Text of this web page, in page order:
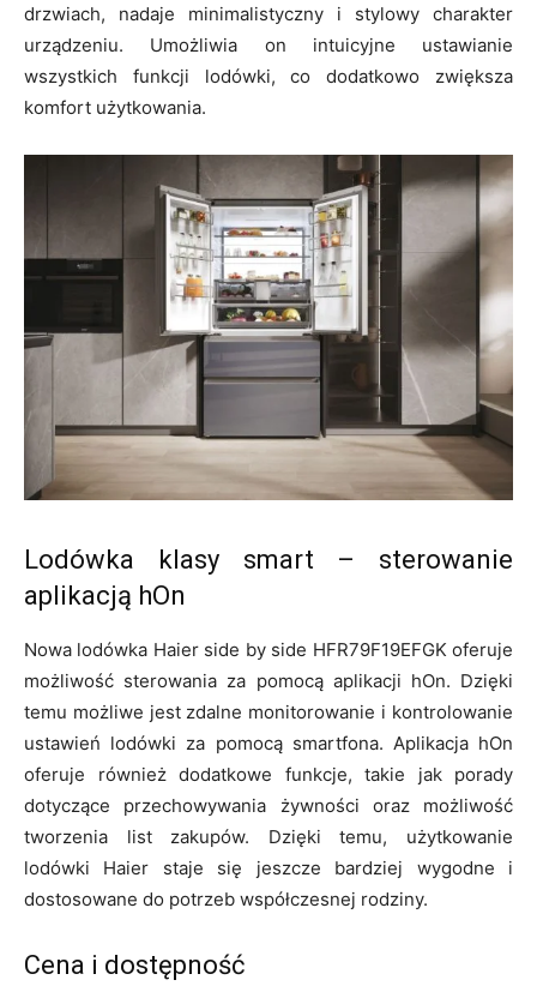
drzwiach, nadaje minimalistyczny i stylowy charakter
urządzeniu. Umożliwia on intuicyjne ustawianie
wszystkich funkcji lodówki, co dodatkowo zwiększa
komfort użytkowania.
Lodówka klasy smart – sterowanie
aplikacją hOn
Nowa lodówka Haier side by side HFR79F19EFGK oferuje
możliwość sterowania za pomocą aplikacji hOn. Dzięki
temu możliwe jest zdalne monitorowanie i kontrolowanie
ustawień lodówki za pomocą smartfona. Aplikacja hOn
oferuje również dodatkowe funkcje, takie jak porady
dotyczące przechowywania żywności oraz możliwość
tworzenia list zakupów. Dzięki temu, użytkowanie
lodówki Haier staje się jeszcze bardziej wygodne i
dostosowane do potrzeb współczesnej rodziny.
Cena i dostępność